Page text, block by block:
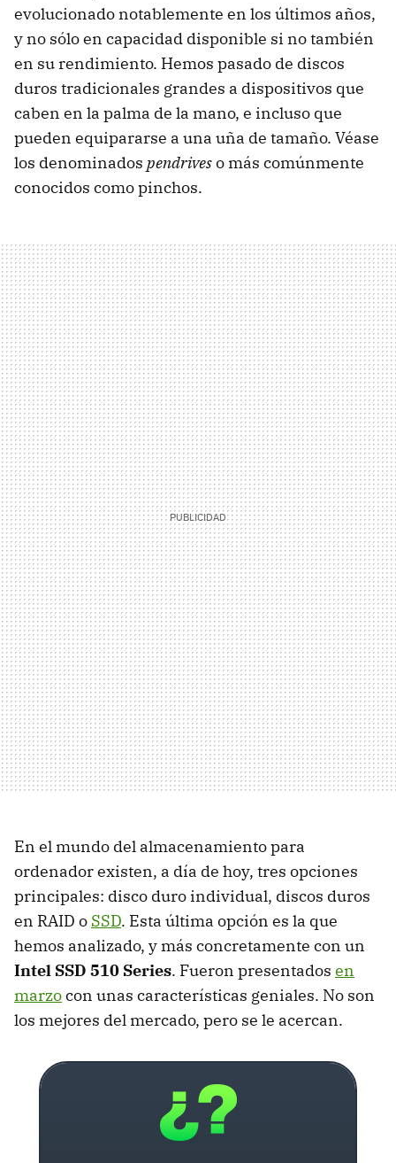
evolucionado notablemente en los últimos años,
y no sólo en capacidad disponible si no también
en su rendimiento. Hemos pasado de discos
duros tradicionales grandes a dispositivos que
caben en la palma de la mano, e incluso que
pueden equipararse a una uña de tamaño. Véase
los denominados pendriveso más comúnmente
conocidos como pinchos.
En el mundo del almacenamiento para
ordenador existen, a día de hoy, tres opciones
principales: disco duro individual, discos duros
en RAID o SSD. Esta última opción es la que
hemos analizado, y más concretamente con un
Intel SSD 510 Series. Fueron presentados en
marzocon unas características geniales. No son
los mejores del mercado, pero se le acercan.